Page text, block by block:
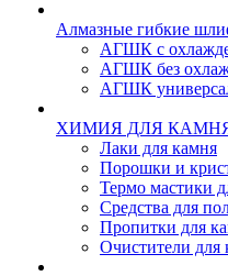
Алмазные гибкие
АГШК с
АГШК без
АГШК
ХИМИЯ ДЛЯ
Лаки для камня
Порошки и
Термо мастики
Средства для
Пропитки для
Очистители для